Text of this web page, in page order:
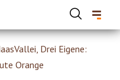
Drei Eigene:
Orange